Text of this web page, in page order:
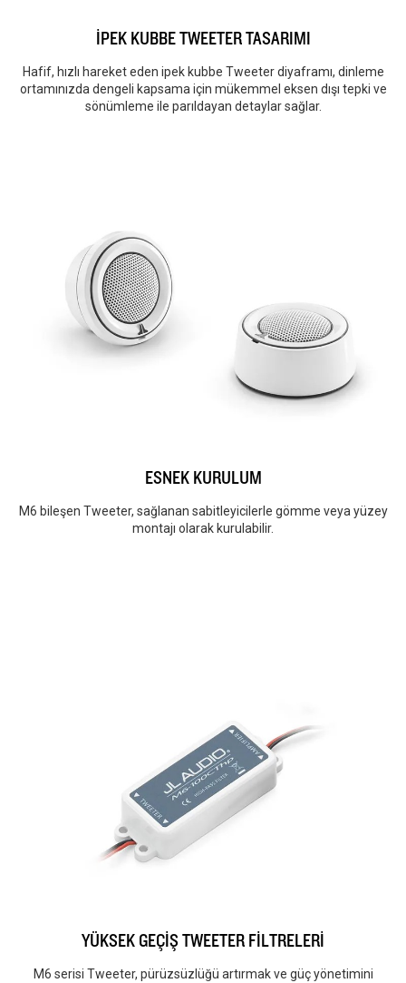
İPEK KUBBE TWEETER TASARIMI
Hafif, hızlı hareket eden ipek kubbe Tweeter diyaframı, dinleme
ortamınızda dengeli kapsama için mükemmel eksen dışı tepki ve
sönümleme ile parıldayan detaylar sağlar.
ESNEK KURULUM
M6 bileşen Tweeter, sağlanan sabitleyicilerle gömme veya yüzey
montajı olarak kurulabilir.
YÜKSEK GEÇİŞ TWEETER FİLTRELERİ
M6 serisi Tweeter, pürüzsüzlüğü artırmak ve güç yönetimini